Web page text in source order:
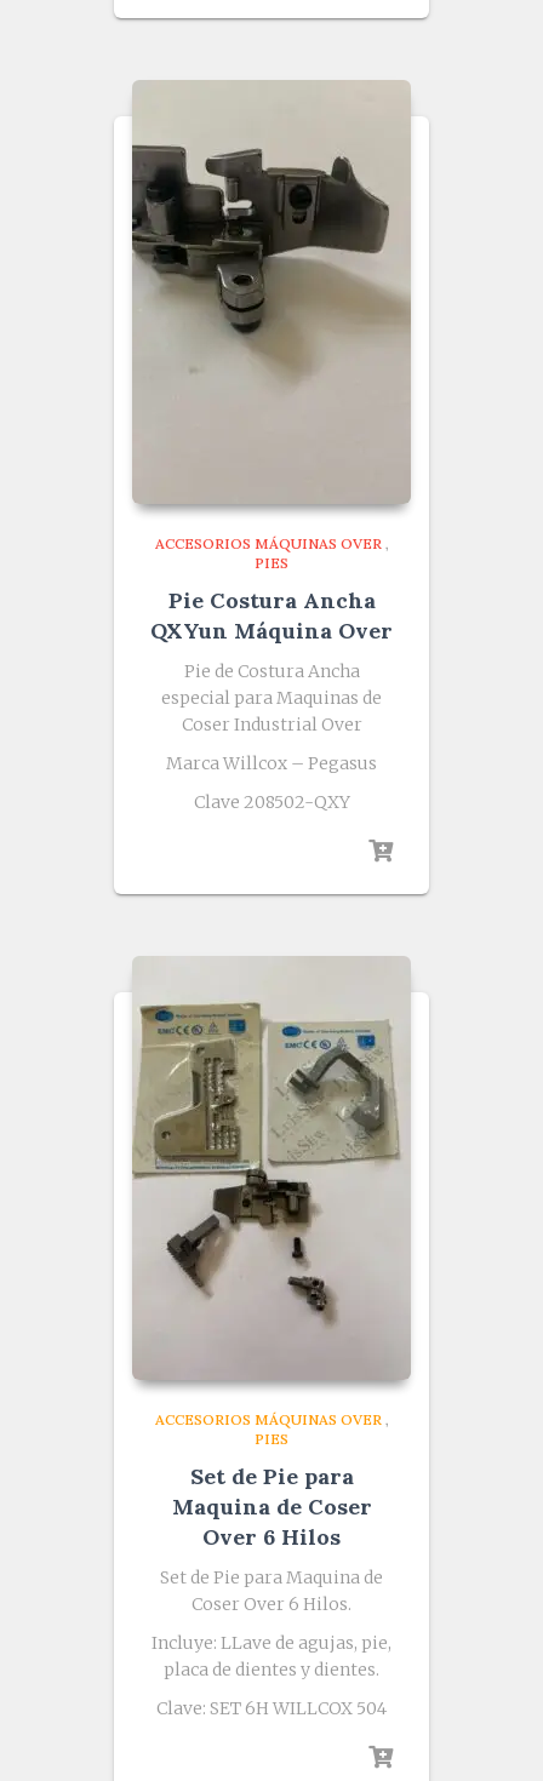
ACCESORIOS MÁQUINAS OVER
PIES
Pie Costura Ancha
QXYun Máquina Over
Pie de Costura Ancha
especial para Maquinas de
Coser Industrial Over
Marca Willcox – Pegasus
Clave 208502-QXY
ACCESORIOS MÁQUINAS OVER
PIES
Set de Pie para
Maquina de Coser
Over 6 Hilos
Set de Pie para Maquina de
Coser Over 6 Hilos.
Incluye: LLave de agujas, pie,
placa de dientes y dientes.
Clave: SET 6H WILLCOX 504